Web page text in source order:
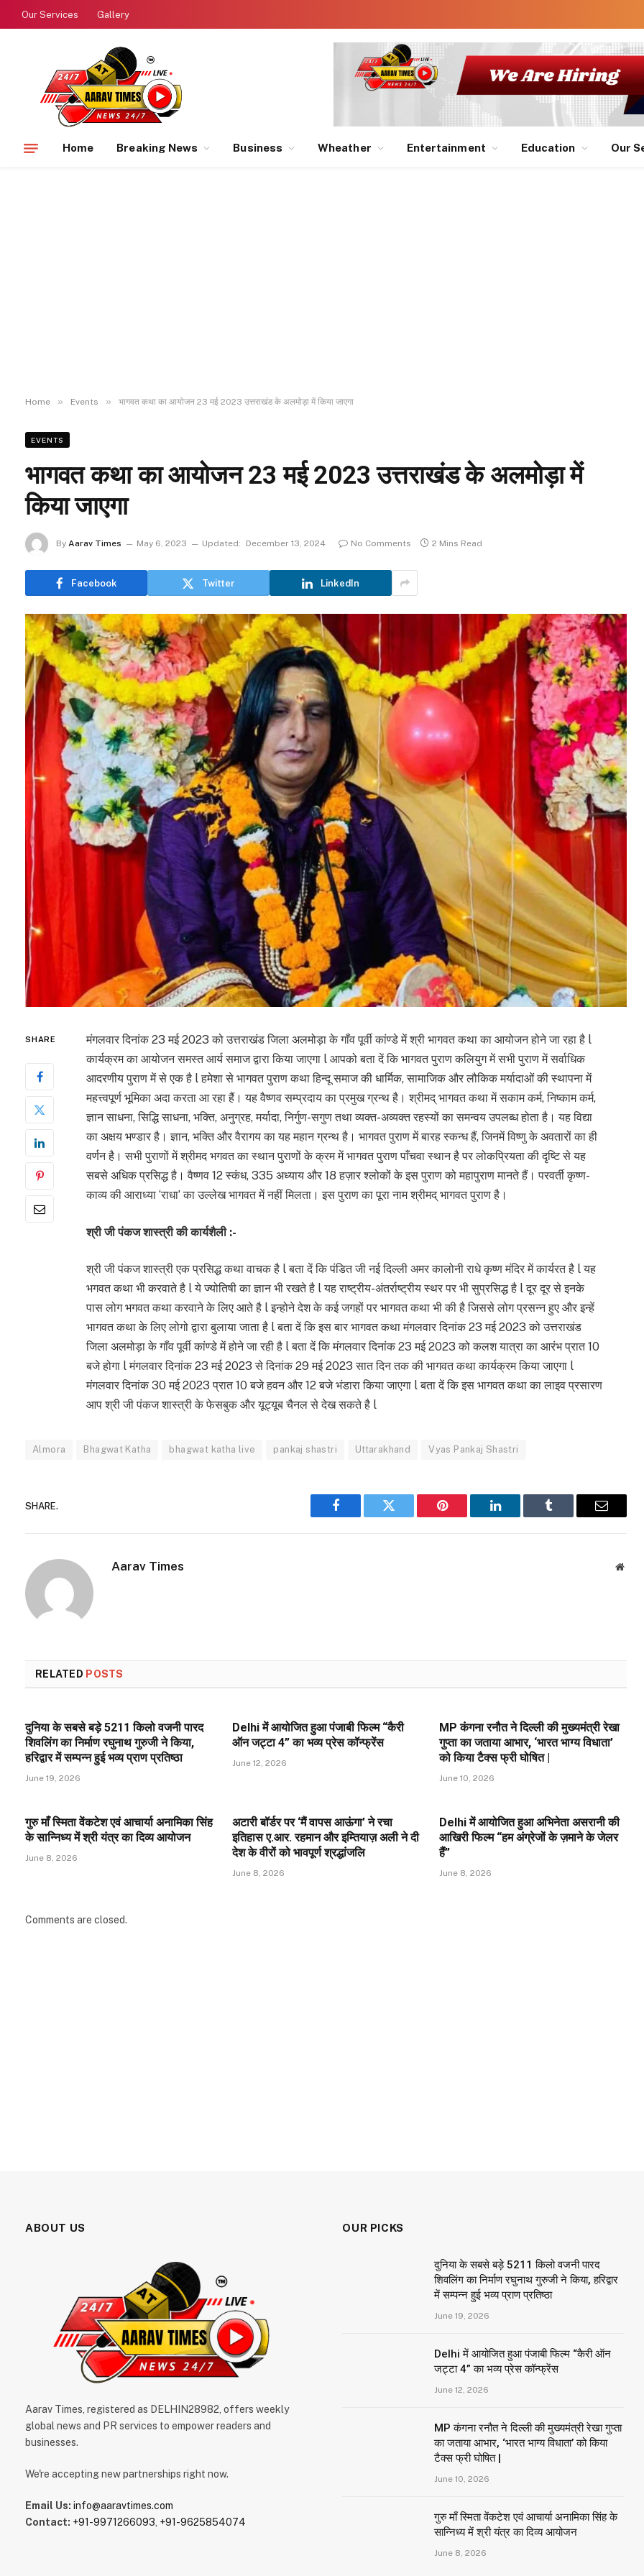
Our Services Gallery
Home Breaking News Business Wheather Entertainment Education Our
Home » Events » भागवत कथा का आयोजन 23 मई 2023 उत्तराखंड के अलमोड़ा में किया जाएगा
EVENTS
भागवत कथा का आयोजन 23 मई 2023 उत्तराखंड के अलमोड़ा में
किया जाएगा
By Aarav Times May 6, 2023 Updated: December 13, 2024 No Comments 2 Mins Read
Facebook Twitter LinkedIn
SHARE
मंगलवार दिनांक 23 मई 2023 को उत्तराखंड जिला अलमोड़ा के गाँव पूर्वी कांण्डे में श्री भागवत कथा का आयोजन होने जा रहा है l
कार्यक्रम का आयोजन समस्त आर्य समाज द्वारा किया जाएगा l आपको बता दें कि भागवत पुराण कलियुग में सभी पुराण में सर्वाधिक
आदरणीय पुराण में से एक है l हमेशा से भागवत पुराण कथा हिन्दू समाज की धार्मिक, सामाजिक और लौकिक मर्यादाओं की स्थापना में
महत्त्वपूर्ण भूमिका अदा करता आ रहा हैं। यह वैष्णव सम्प्रदाय का प्रमुख ग्रन्थ है। श्रीमद् भागवत कथा में सकाम कर्म, निष्काम कर्म,
ज्ञान साधना, सिद्धि साधना, भक्ति, अनुग्रह, मर्यादा, निर्गुण-सगुण तथा व्यक्त-अव्यक्त रहस्यों का समन्वय उपलब्ध होता है। यह विद्या
का अक्षय भण्डार है। ज्ञान, भक्ति और वैरागय का यह महान ग्रन्थ है। भागवत पुराण में बारह स्कन्ध हैं, जिनमें विष्णु के अवतारों का ही
वर्णन है। सभी पुराणों में श्रीमद भगवत का स्थान पुराणों के क्रम में भागवत पुराण पाँचवा स्थान है पर लोकप्रियता की दृष्टि से यह
सबसे अधिक प्रसिद्ध है। वैष्णव 12 स्कंध, 335 अध्याय और 18 हज़ार श्लोकों के इस पुराण को महापुराण मानते हैं। परवर्ती कृष्ण-
काव्य की आराध्या ‘राधा’ का उल्लेख भागवत में नहीं मिलता। इस पुराण का पूरा नाम श्रीमद् भागवत पुराण है।
श्री जी पंकज शास्त्री की कार्यशैली :-
श्री जी पंकज शास्त्री एक प्रसिद्ध कथा वाचक है l बता दें कि पंडित जी नई दिल्ली अमर कालोनी राधे कृष्ण मंदिर में कार्यरत है l यह
भगवत कथा भी करवाते है l ये ज्योतिषी का ज्ञान भी रखते है l यह राष्ट्रीय-अंतर्राष्ट्रीय स्थर पर भी सुप्रसिद्ध है l दूर दूर से इनके
पास लोग भगवत कथा करवाने के लिए आते है l इन्होने देश के कई जगहों पर भागवत कथा भी की है जिससे लोग प्रसन्न हुए और इन्हें
भागवत कथा के लिए लोगो द्वारा बुलाया जाता है l बता दें कि इस बार भागवत कथा मंगलवार दिनांक 23 मई 2023 को उत्तराखंड
जिला अलमोड़ा के गाँव पूर्वी कांण्डे में होने जा रही है l बता दें कि मंगलवार दिनांक 23 मई 2023 को कलश यात्रा का आरंभ प्रात 10
बजे होगा l मंगलवार दिनांक 23 मई 2023 से दिनांक 29 मई 2023 सात दिन तक की भागवत कथा कार्यक्रम किया जाएगा l
मंगलवार दिनांक 30 मई 2023 प्रात 10 बजे हवन और 12 बजे भंडारा किया जाएगा l बता दें कि इस भागवत कथा का लाइव प्रसारण
आप श्री जी पंकज शास्त्री के फेसबुक और यूट्यूब चैनल से देख सकते है l
Almora Bhagwat Katha bhagwat katha live pankaj shastri Uttarakhand Vyas Pankaj Shastri
SHARE.
Facebook Twitter Pinterest LinkedIn Tumblr Email
Aarav Times
RELATED POSTS
दुनिया के सबसे बड़े 5211 किलो वजनी पारद
शिवलिंग का निर्माण रघुनाथ गुरुजी ने किया,
हरिद्वार में सम्पन्न हुई भव्य प्राण प्रतिष्ठा
June 19, 2026
Delhi में आयोजित हुआ पंजाबी फिल्म “कैरी
ऑन जट्टा 4” का भव्य प्रेस कॉन्फ्रेंस
June 12, 2026
MP कंगना रनौत ने दिल्ली की मुख्यमंत्री रेखा
गुप्ता का जताया आभार, ‘भारत भाग्य विधाता’
को किया टैक्स फ्री घोषित |
June 10, 2026
गुरु माँ स्मिता वेंकटेश एवं आचार्या अनामिका सिंह
के सान्निध्य में श्री यंत्र का दिव्य आयोजन
June 8, 2026
अटारी बॉर्डर पर ‘मैं वापस आऊंगा’ ने रचा
इतिहास ए.आर. रहमान और इम्तियाज़ अली ने दी
देश के वीरों को भावपूर्ण श्रद्धांजलि
June 8, 2026
Delhi में आयोजित हुआ अभिनेता असरानी की
आखिरी फिल्म “हम अंग्रेजों के ज़माने के जेलर
हैं”
June 8, 2026
Comments are closed.
ABOUT US
Aarav Times, registered as DELHIN28982, offers weekly
global news and PR services to empower readers and
businesses.
We're accepting new partnerships right now.
Email Us: info@aaravtimes.com
Contact: +91-9971266093, +91-9625854074
OUR PICKS
दुनिया के सबसे बड़े 5211 किलो वजनी पारद
शिवलिंग का निर्माण रघुनाथ गुरुजी ने किया, हरिद्वार
में सम्पन्न हुई भव्य प्राण प्रतिष्ठा
June 19, 2026
Delhi में आयोजित हुआ पंजाबी फिल्म “कैरी ऑन
जट्टा 4” का भव्य प्रेस कॉन्फ्रेंस
June 12, 2026
MP कंगना रनौत ने दिल्ली की मुख्यमंत्री रेखा गुप्ता
का जताया आभार, ‘भारत भाग्य विधाता’ को किया
टैक्स फ्री घोषित |
June 10, 2026
गुरु माँ स्मिता वेंकटेश एवं आचार्या अनामिका सिंह के
सान्निध्य में श्री यंत्र का दिव्य आयोजन
June 8, 2026